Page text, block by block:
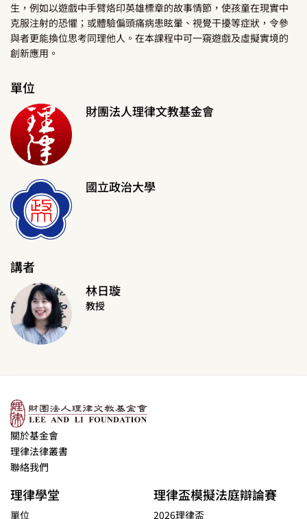
生，例如以遊戲中手臂烙印英雄標章的故事情節，使孩童在現實中
克服注射的恐懼；或體驗偏頭痛病患眩暈、視覺干擾等症狀，令參
與者更能換位思考同理他人。在本課程中可一窺遊戲及虛擬實境的
創新應用。
單位
財團法人理律文教基金會
國立政治大學
講者
林日璇
教授
關於基金會
理律法律叢書
聯絡我們
理律學堂
單位
理律盃模擬法庭辯論賽
2026理律盃